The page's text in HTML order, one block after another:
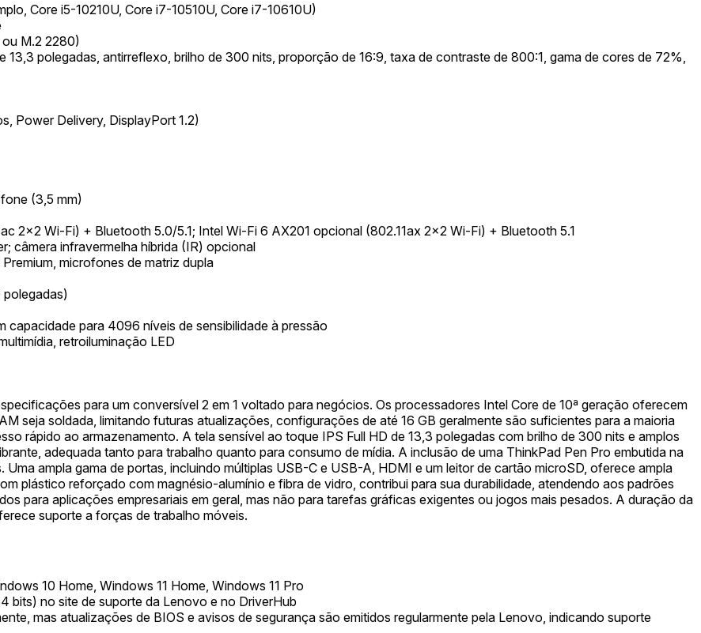
Core i5-10210U, Core i7-10510U, Core i7-10610U)
M.2 2280)
polegadas, antirreflexo, brilho de 300 nits, proporção de 16:9, taxa de contraste de 800:1, gama de cores de 72%,
Power Delivery, DisplayPort 1.2)
(3,5 mm)
2x2 Wi-Fi) + Bluetooth 5.0/5.1; Intel Wi-Fi 6 AX201 opcional (802.11ax 2x2 Wi-Fi) + Bluetooth 5.1
câmera infravermelha híbrida (IR) opcional
microfones de matriz dupla
capacidade para 4096 níveis de sensibilidade à pressão
retroiluminação LED
para um conversível 2 em 1 voltado para negócios. Os processadores Intel Core de 10ª geração oferecem
seja soldada, limitando futuras atualizações, configurações de até 16 GB geralmente são suficientes para a maioria
rápido ao armazenamento. A tela sensível ao toque IPS Full HD de 13,3 polegadas com brilho de 300 nits e amplos
adequada tanto para trabalho quanto para consumo de mídia. A inclusão de uma ThinkPad Pen Pro embutida na
ampla gama de portas, incluindo múltiplas USB-C e USB-A, HDMI e um leitor de cartão microSD, oferece ampla
plástico reforçado com magnésio-alumínio e fibra de vidro, contribui para sua durabilidade, atendendo aos padrões
para aplicações empresariais em geral, mas não para tarefas gráficas exigentes ou jogos mais pesados. A duração da
suporte a forças de trabalho móveis.
10 Home, Windows 11 Home, Windows 11 Pro
bits) no site de suporte da Lenovo e no DriverHub
mas atualizações de BIOS e avisos de segurança são emitidos regularmente pela Lenovo, indicando suporte